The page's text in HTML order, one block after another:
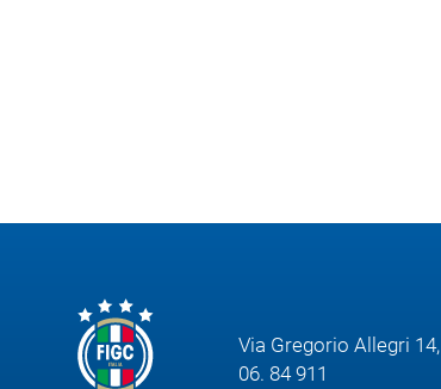
Via Gregorio Allegri
06. 84 911